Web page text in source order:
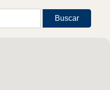
Buscar